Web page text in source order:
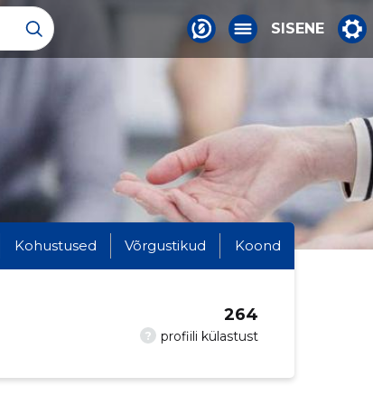
SISENE
Kohustused Võrgustikud Koond
? profiili külastust
264